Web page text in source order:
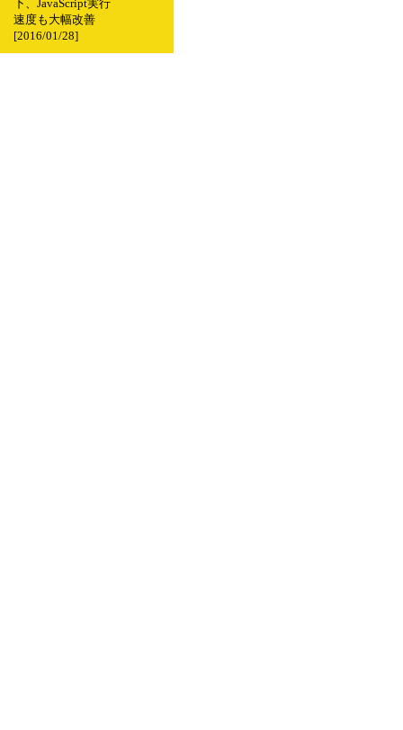
下、JavaScript実行
速度も大幅改善
[2016/01/28]